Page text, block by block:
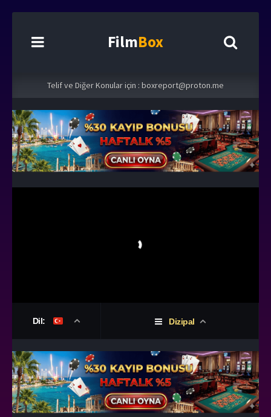
FilmBox
Telif ve Diğer Konular için : boxreport@proton.me
Dil: Dizipal